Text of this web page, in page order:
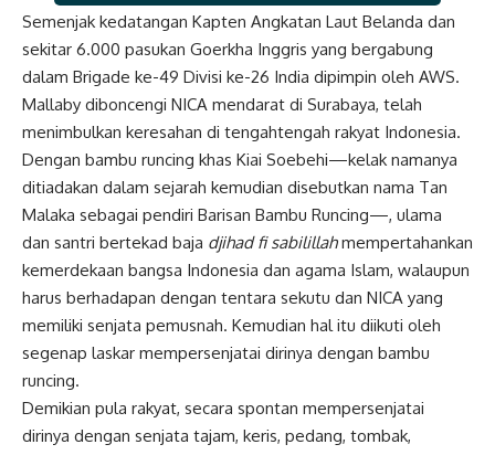
Semenjak kedatangan Kapten Angkatan Laut Belanda dan
sekitar 6.000 pasukan Goerkha Inggris yang bergabung
dalam Brigade ke-49 Divisi ke-26 India dipimpin oleh AWS.
Mallaby diboncengi NICA mendarat di Surabaya, telah
menimbulkan keresahan di tengahtengah rakyat Indonesia.
Dengan bambu runcing khas Kiai Soebehi—kelak namanya
ditiadakan dalam sejarah kemudian disebutkan nama Tan
Malaka sebagai pendiri Barisan Bambu Runcing—, ulama
dan santri bertekad baja djihad fi sabilillahmempertahankan
kemerdekaan bangsa Indonesia dan agama Islam, walaupun
harus berhadapan dengan tentara sekutu dan NICA yang
memiliki senjata pemusnah. Kemudian hal itu diikuti oleh
segenap laskar mempersenjatai dirinya dengan bambu
runcing.
Demikian pula rakyat, secara spontan mempersenjatai
dirinya dengan senjata tajam, keris, pedang, tombak,